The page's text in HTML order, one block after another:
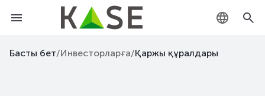
KZ
Басты бет/Инвесторларға/Қаржы құралдары